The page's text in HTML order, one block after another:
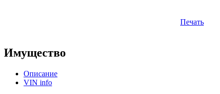
Печать
Имущество
Описание
VIN info